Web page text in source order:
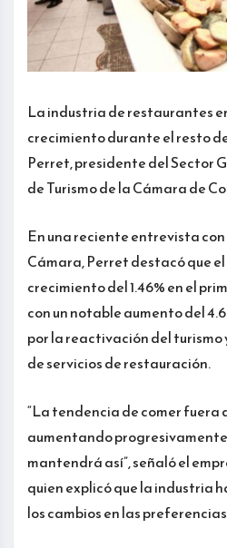
La industria de restaurantes
crecimiento durante el resto
Perret, presidente del Sector
de Turismo de la Cámara de
En una reciente entrevista
Cámara, Perret destacó que
crecimiento del 1.46% en el
con un notable aumento del
por la reactivación del turismo
de servicios de restauración.
“La tendencia de comer fuera
aumentando
mantendrá así”, señaló el
quien explicó que la industria
los cambios en las